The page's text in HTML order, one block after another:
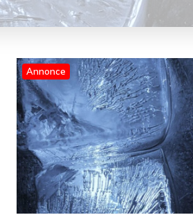
Blog
Blast Freezer B2B –
Nedkøling til
Isproduktion